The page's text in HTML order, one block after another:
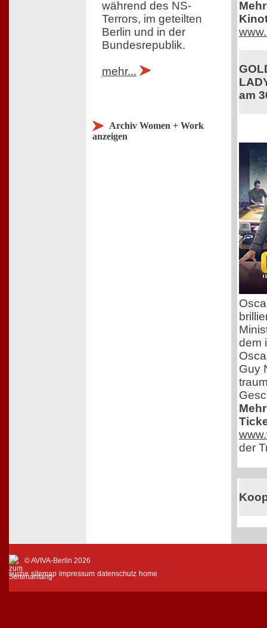
während des NS-
Terrors, im geteilten
Berlin und in der
Bundesrepublik.
mehr...
Archiv Women + Work
anzeigen
am
dem
Guy
der
© AVIVA-Berlin 2026
suche sitemap impressum datenschutz home